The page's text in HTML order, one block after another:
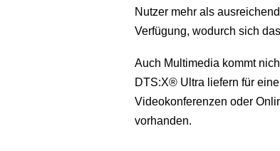
Nutzer mehr als
Verfügung, wodurch sich
Auch Multimedia kommt
DTS:X® Ultra liefern für
Videokonferenzen oder
vorhanden.